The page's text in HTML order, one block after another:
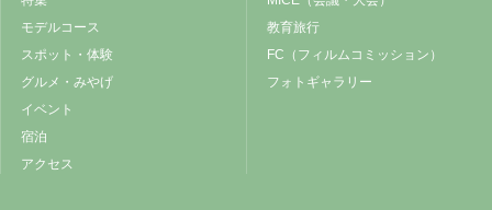
モデルコース
スポット・体験
グルメ・みやげ
イベント
宿泊
アクセス
教育旅行
FC（フィルムコミッション）
フォトギャラリー